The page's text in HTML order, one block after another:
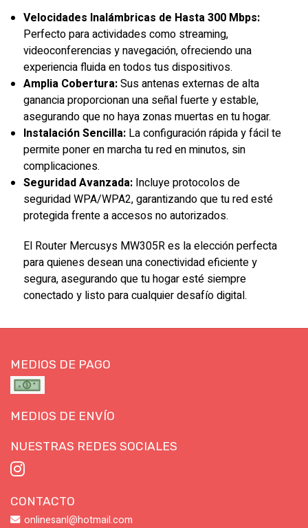
Velocidades Inalámbricas de Hasta 300 Mbps:
Perfecto para actividades como streaming,
videoconferencias y navegación, ofreciendo una
experiencia fluida en todos tus dispositivos.
Amplia Cobertura:Sus antenas externas de alta
ganancia proporcionan una señal fuerte y estable,
asegurando que no haya zonas muertas en tu hogar.
Instalación Sencilla:La configuración rápida y fácil te
permite poner en marcha tu red en minutos, sin
complicaciones.
Seguridad Avanzada:Incluye protocolos de
seguridad WPA/WPA2, garantizando que tu red esté
protegida frente a accesos no autorizados.
El Router Mercusys MW305R es la elección perfecta
para quienes desean una conectividad eficiente y
segura, asegurando que tu hogar esté siempre
conectado y listo para cualquier desafío digital.
MEDIOS DE PAGO
MEDIOS DE ENVÍO
NUESTRAS REDES SOCIALES
CONTACTO
onlinesanl@hotmail.com